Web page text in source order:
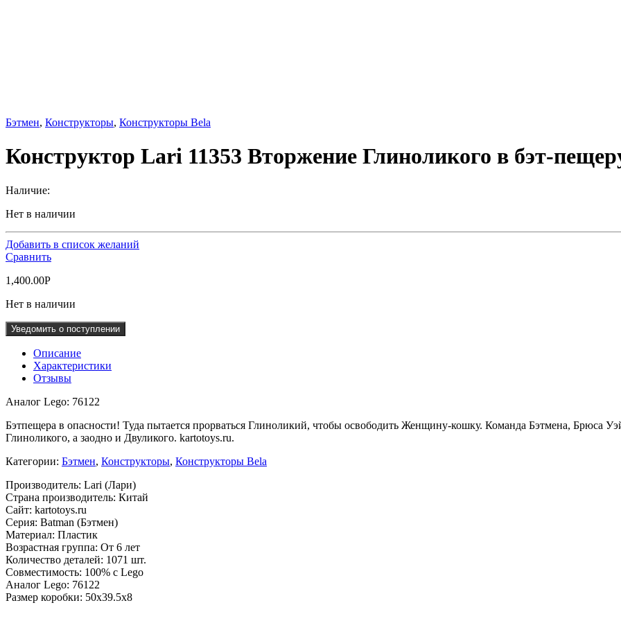
Бэтмен, Конструкторы, Конструкторы Bela
Конструктор Lari 11353 Вторжение Глиноликого в бэт-
Наличие:
Нет в наличии
Добавить в список желаний
Сравнить
1,400.00Р
Нет в наличии
Уведомить о поступлении
Описание
Характеристики
Отзывы
Аналог Lego: 76122
Бэтпещера в опасности! Туда пытается прорваться Глиноликий, чтобы освободить Женщину-кошку. Команда Бэтмена, Брюса
Глиноликого, а заодно и Двуликого. kartotoys.ru.
Категории: Бэтмен, Конструкторы, Конструкторы Bela
Производитель: Lari (Лари)
Страна производитель: Китай
Сайт: kartotoys.ru
Серия: Batman (Бэтмен)
Материал: Пластик
Возрастная группа: От 6 лет
Количество деталей: 1071 шт.
Совместимость: 100% с Lego
Аналог Lego: 76122
Размер коробки: 50х39.5х8